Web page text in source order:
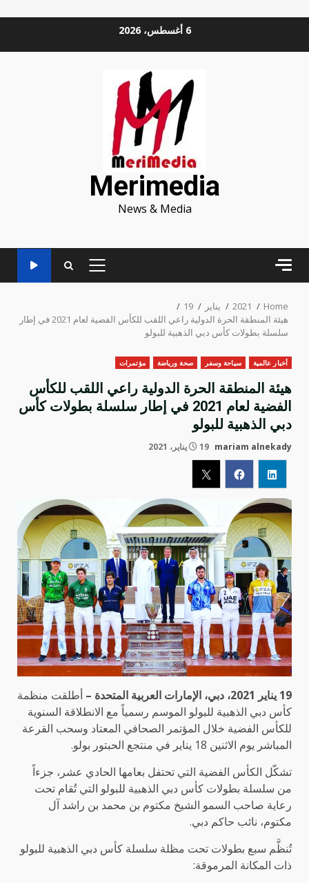
6 أغسطس، 2026
Merimedia
News & Media
PRIMARY
Home
2021 يناير
19
هيئة المنطقة الحرة الدولية راعي اللقب للكأس الفضية لعام 2021 في إطار
سلسلة بطولات كأس دبي الذهبية للبولو
أخبار عالمية سياحة وسفر صحة ورياضة مؤتمرات
هيئة المنطقة الحرة الدولية راعي اللقب للكأس
الفضية لعام 2021 في إطار سلسلة بطولات كأس
دبي الذهبية للبولو
mariam alnekady 19 يناير، 2021
19 يناير 2021، دبي، الإمارات العربية المتحدة –
أطلقت منظمة
كأس دبي الذهبية للبولو الموسم رسمياً مع الانطلاقة السنوية
للكأس الفضية خلال المؤتمر الصحافي المعتاد وسحب القرعة
المباشر يوم الاثنين 18 يناير في منتجع الحبتور بولو.
تشكّل الكأس الفضية التي تحتفل بعامها الحادي عشر، جزءاً
من سلسلة بطولات كأس دبي الذهبية للبولو التي تُقام تحت
رعاية صاحب السمو الشيخ مكتوم بن محمد بن راشد آل
مكتوم، نائب حاكم دبي.
تُنظَّم سبع بطولات تحت مظلة سلسلة كأس دبي الذهبية للبولو
ذات المكانة المرموقة: